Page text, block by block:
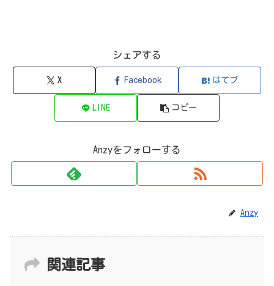
シェアする
X Facebook はてブ
LINE コピー
Anzyをフォローする
Anzy
関連記事